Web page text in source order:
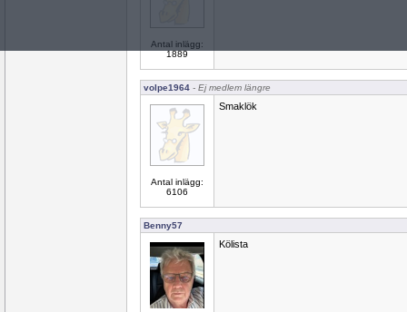
Antal inlägg:
1889
volpe1964 - Ej medlem längre
Antal inlägg:
6106
Smaklök
Benny57
Kölista